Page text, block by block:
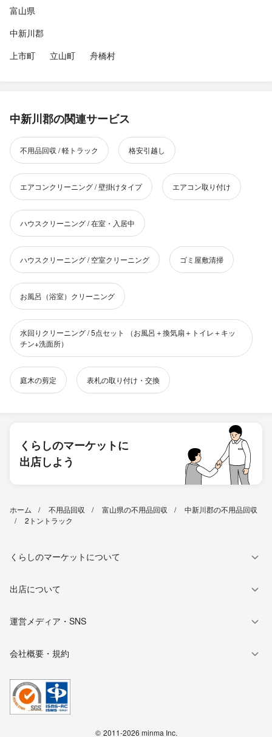
富山県
中新川郡
上市町
立山町 舟橋村
中新川郡の関連サービス
不用品回収 / 軽トラック 格安引越し
エアコンクリーニング / 壁掛けタイプ エアコン取り付け
ハウスクリーニング / 在室・入居中
ハウスクリーニング / 空室クリーニング ゴミ屋敷清掃
お風呂（浴室）クリーニング
水回りクリーニング / 5点セット （お風呂＋換気扇＋トイレ＋キッ
チン+洗面所）
庭木の剪定 表札の取り付け・交換
くらしのマーケットに
出店しよう
ホーム 不用品回収 富山県の不用品回収
中新川郡の不用品回収
2トントラック
くらしのマーケットについて
出店について
運営メディア・SNS
会社概要・規約
© 2011-2026 minma Inc.